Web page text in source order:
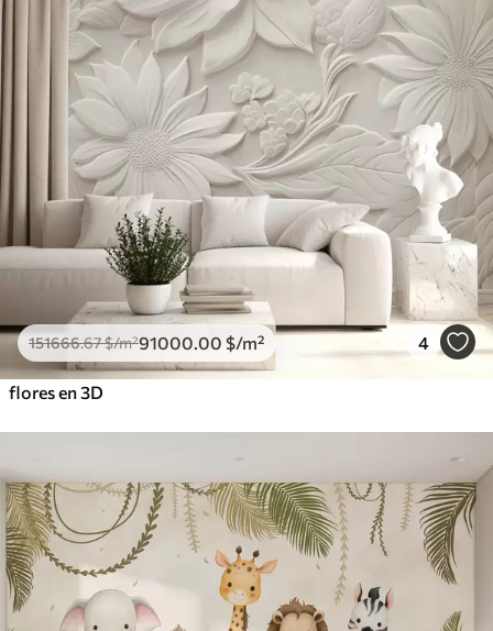
151666.67$/m²91000 .00 $/m² 4
flores en 3D